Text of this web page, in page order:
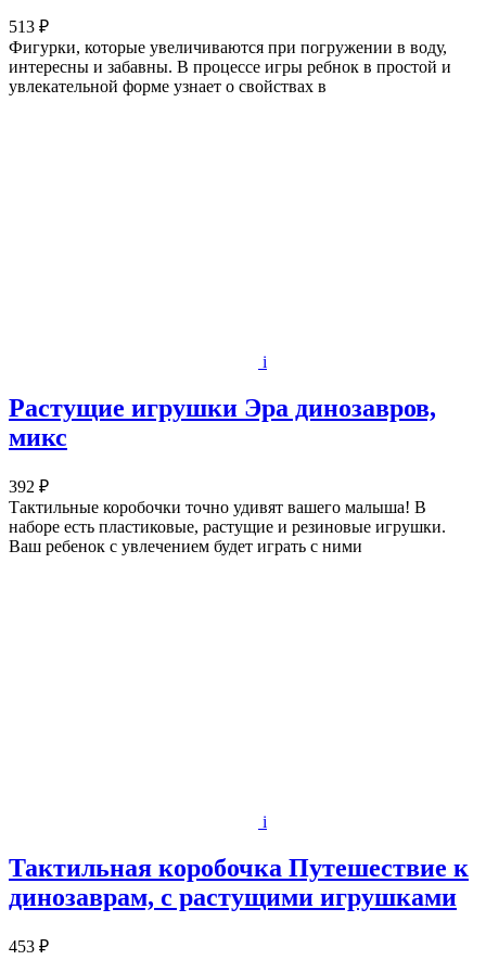
513 ₽
Фигурки, которые увеличиваются при погружении в воду,
интересны и забавны. В процессе игры ребнок в простой и
увлекательной форме узнает о свойствах в
i
Растущие игрушки Эра динозавров,
микс
392 ₽
Тактильные коробочки точно удивят вашего малыша! В
наборе есть пластиковые, растущие и резиновые игрушки.
Ваш ребенок с увлечением будет играть с ними
i
Тактильная коробочка Путешествие к
динозаврам, с растущими игрушками
453 ₽